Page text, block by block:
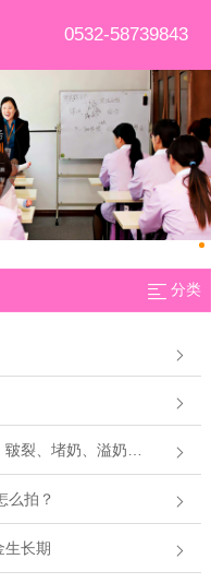
0532-58739843
分类
堵奶、溢奶、追奶
么拍？
生长期